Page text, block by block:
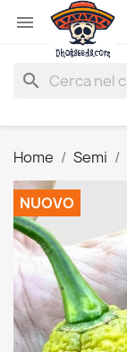

search
Home Semi
NUOVO